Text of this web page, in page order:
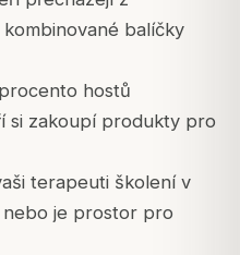
balíčky
hostů
si zakoupí produkty pro
terapeuti školení v
je prostor pro